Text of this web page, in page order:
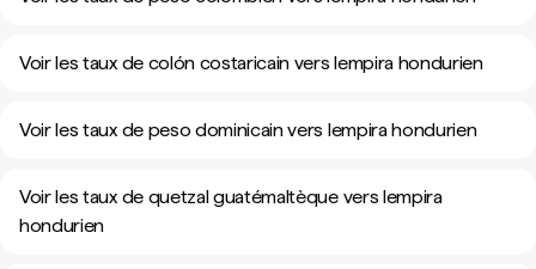
Voir les taux de colón costaricain vers lempira hondurien
Voir les taux de peso dominicain vers lempira hondurien
Voir les taux de quetzal guatémaltèque vers lempira
hondurien